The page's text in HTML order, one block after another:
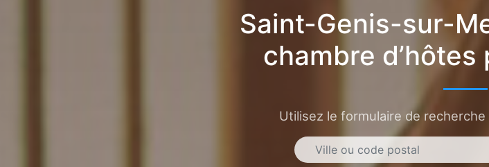
Saint-Genis-sur-
chambre
Utilisez le formulaire de